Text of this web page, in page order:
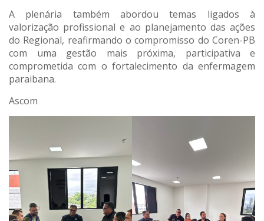
A plenária também abordou temas ligados à
valorização profissional e ao planejamento das ações
do Regional, reafirmando o compromisso do Coren-PB
com uma gestão mais próxima, participativa e
comprometida com o fortalecimento da enfermagem
paraibana.
Ascom